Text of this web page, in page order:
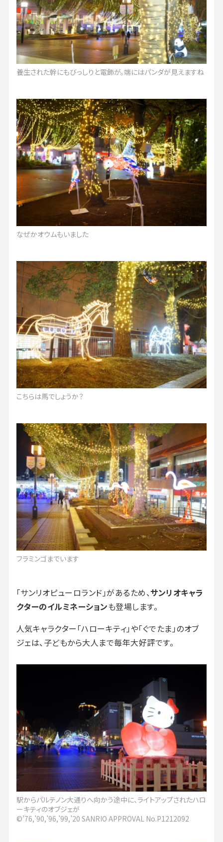
養生された幹にもびっしりと電飾が。端にはパンダが見えますね
なぜかオウムもいました
こちらは馬でしょうか？
フラミンゴまでいます
「サンリオピューロランド」があるため、サンリオキャラ
クターのイルミネーションも登場します。
人気キャラクター「ハローキティ」や「ぐでたま」のオブ
ジェは、子どもから大人まで毎年大好評です。
駅からパルテノン大通りへ向かう途中に、ライトアップされたハロ
ーキティのオブジェが
©’76,’90,’96,’99,’20 SANRIO APPROVAL No.P1212092